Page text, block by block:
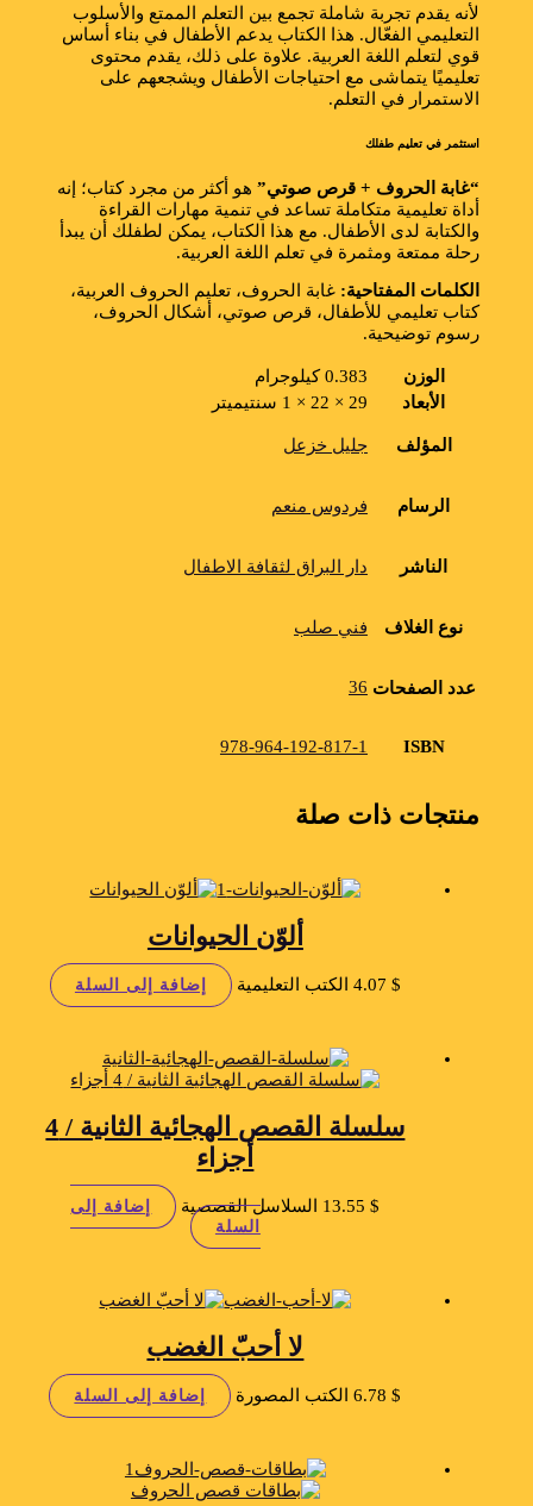
لأنه يقدم تجربة شاملة تجمع بين التعلم الممتع والأسلوب
التعليمي الفعّال. هذا الكتاب يدعم الأطفال في بناء أساس
قوي لتعلم اللغة العربية. علاوة على ذلك، يقدم محتوى
تعليميًا يتماشى مع احتياجات الأطفال ويشجعهم على
الاستمرار في التعلم.
استثمر في تعليم طفلك
“غابة الحروف + قرص صوتي” هو أكثر من مجرد كتاب؛ إنه
أداة تعليمية متكاملة تساعد في تنمية مهارات القراءة
والكتابة لدى الأطفال. مع هذا الكتاب، يمكن لطفلك أن يبدأ
رحلة ممتعة ومثمرة في تعلم اللغة العربية.
الكلمات المفتاحية: غابة الحروف، تعليم الحروف العربية،
كتاب تعليمي للأطفال، قرص صوتي، أشكال الحروف،
رسوم توضيحية.
الوزن
0.383 كيلوجرام
الأبعاد
29 × 22 × 1 سنتيميتر
المؤلف جليل خزعل
الرسام فردوس منعم
الناشر دار البراق لثقافة الاطفال
نوع الغلاف فني صلب
عدد الصفحات 36
ISBN
978-964-192-817-1
منتجات ذات صلة
ألوّن الحيوانات
$ الكتب التعليمية إضافة إلى السلة
سلسلة القصص الهجائية الثانية / 4
أجزاء
$
13.55 السلاسل القصصية
إضافة إلى
السلة
لا أحبّ الغضب
$
6.78 الكتب المصورة إضافة إلى السلة